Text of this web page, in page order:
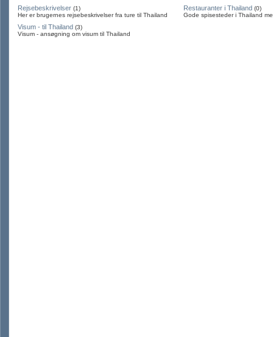
Rejsebeskrivelser (1)
Her er brugernes rejsebeskrivelser fra ture til Thailand
Restauranter i Thailand (0)
Gode spisesteder i Thailand
Visum - til Thailand (3)
Visum - ansøgning om visum til Thailand